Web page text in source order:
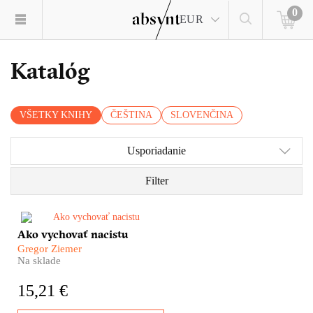
EUR
0
Katalóg
VŠETKY KNIHY ČEŠTINA SLOVENČINA
Usporiadanie
Filter
​Veľká Hitlerova armáda sa
nezrodila v kasárňach, ale
v školských laviciach.
do detailov zoznámil so
Ako vychovať nacistu
Gregor Ziemer
Na sklade
15,21 €